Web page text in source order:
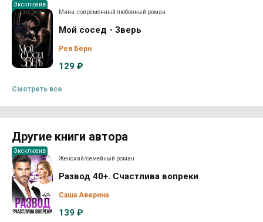
Эксклюзив
Мини: современный любовный роман
Мой сосед - Зверь
Рея Бёрн
129 ₽
Смотреть все
Другие книги автора
Эксклюзив
Женский/семейный роман
Развод 40+. Счастлива вопреки
Саша Аверина
139 ₽